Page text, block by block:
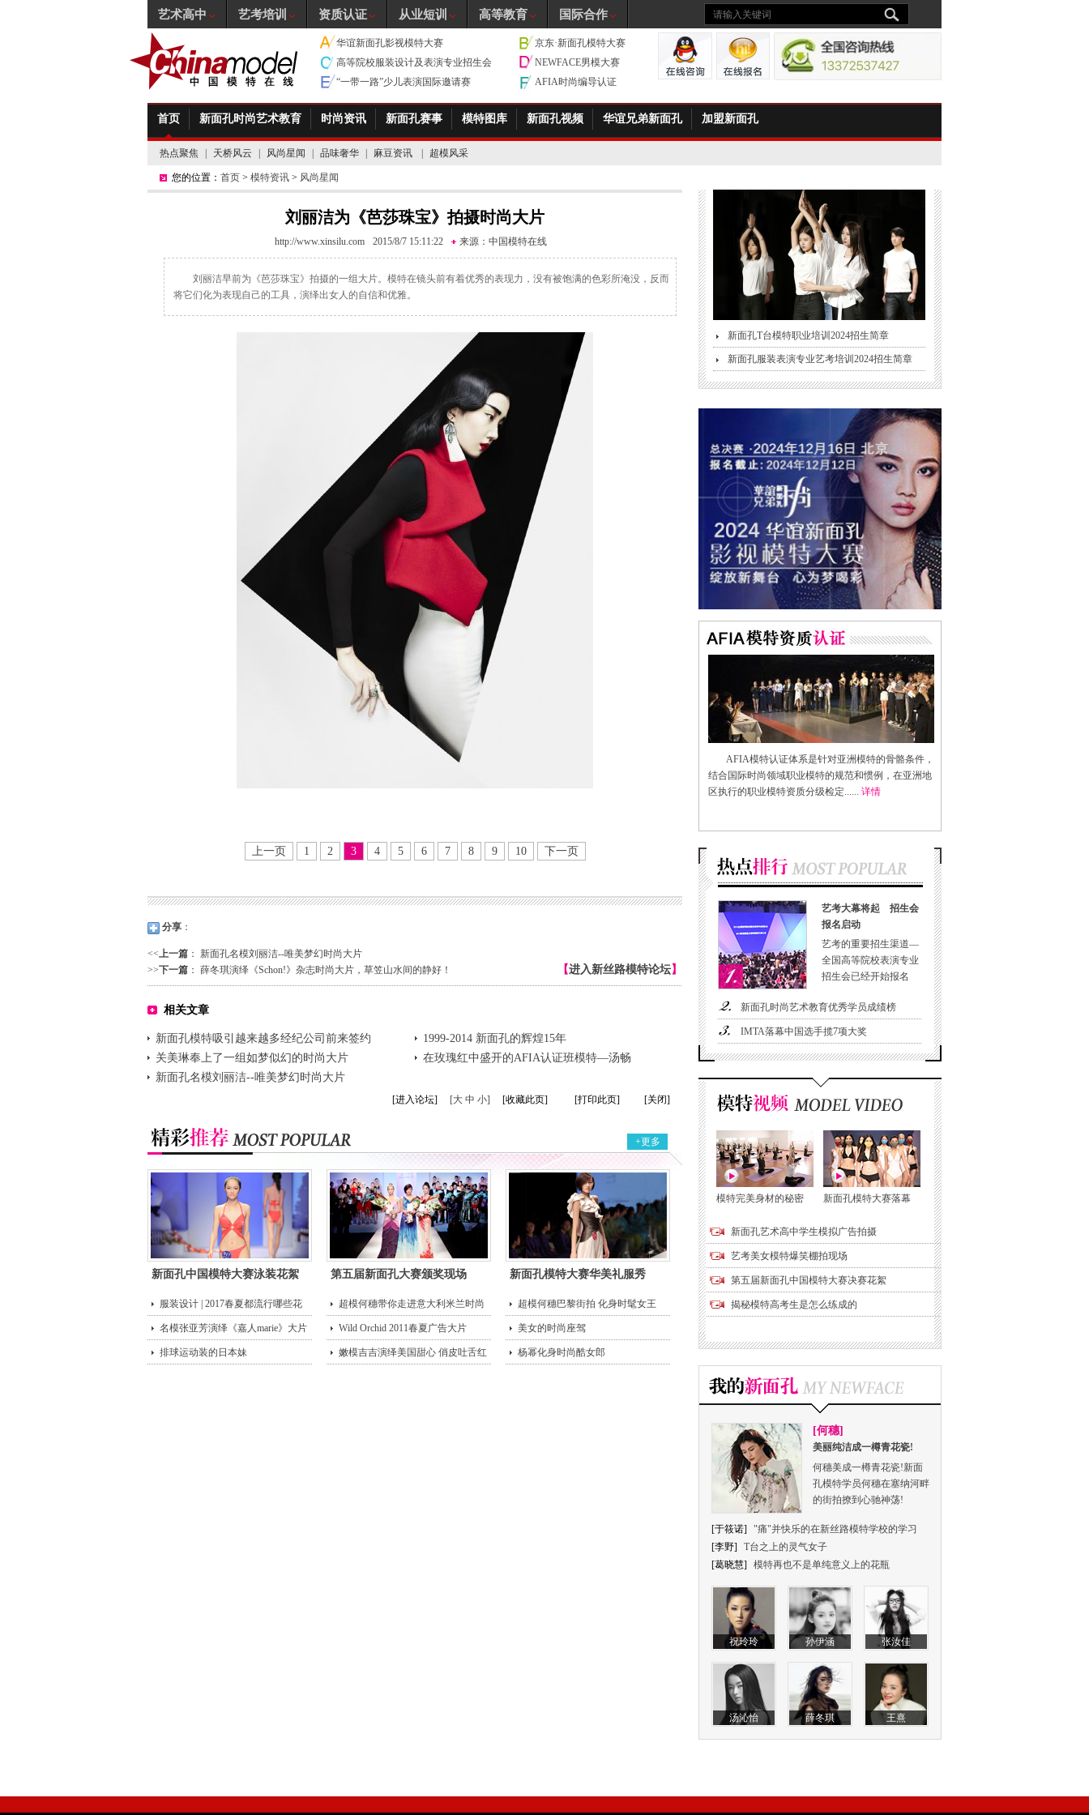
华谊新面孔影视模特大赛
京东·新面孔模特大赛
高等院校服装设计及表演专业招生会
NEWFACE男模大赛
“一带一路”少儿表演国际邀请赛
AFIA时尚编导认证
首页 新面孔时尚艺术教育 时尚资讯 新面孔赛事 模特图库 新面孔视频 华谊兄弟新面孔 加盟新面孔
热点聚焦 天桥风云 风尚星闻 品味奢华 麻豆资讯 超模风采
您的位置： 首页 > 模特资讯 > 风尚星闻
刘丽洁为《芭莎珠宝》拍摄时尚大片
http://www.xinsilu.com 2015/8/7 15:11:22 来源： 中国模特在线
刘丽洁早前为《芭莎珠宝》拍摄的一组大片。模特在镜头前有着优秀的表现力，没有被饱满的色彩所淹没，反而
将它们化为表现自己的工具，演绎出女人的自信和优雅。
上一页 1 2 3 4 5 6 7 8 9 10 下一页
分享 ：
<<上一篇 ： 新面孔名模刘丽洁--唯美梦幻时尚大片
【进入新丝路模特论坛】
>>下一篇 ： 薛冬琪演绎《Schon!》杂志时尚大片，草笠山水间的静好！
相关文章
新面孔模特吸引越来越多经纪公司前来签约
1999-2014 新面孔的辉煌15年
关美琳奉上了一组如梦似幻的时尚大片
在玫瑰红中盛开的AFIA认证班模特—汤畅
新面孔名模刘丽洁--唯美梦幻时尚大片
[进入论坛] [大 中 小] [收藏此页] [打印此页] [关闭]
+更多
新面孔中国模特大赛泳装花絮 第五届新面孔大赛颁奖现场 新面孔模特大赛华美礼服秀
服装设计 | 2017春夏都流行哪些花
型？
超模何穗带你走进意大利米兰时尚
街头
超模何穗巴黎街拍 化身时髦女王
名模张亚芳演绎《嘉人marie》大片 Wild Orchid 2011春夏广告大片 美女的时尚座驾
排球运动装的日本妹 嫩模吉吉演绎美国甜心 俏皮吐舌红 杨幂化身时尚酷女郎
新面孔T台模特职业培训2024招生简章
新面孔服装表演专业艺考培训2024招生简章
AFIA模特认证体系是针对亚洲模特的骨骼条件，
结合国际时尚领域职业模特的规范和惯例，在亚洲地
区执行的职业模特资质分级检定...... 详情
艺考大幕将起 招生会
报名启动
艺考的重要招生渠道—
全国高等院校表演专业
招生会已经开始报名
新面孔时尚艺术教育优秀学员成绩榜
IMTA落幕中国选手揽7项大奖
模特完美身材的秘密 新面孔模特大赛落幕
新面孔艺术高中学生模拟广告拍摄
艺考美女模特爆笑棚拍现场
第五届新面孔中国模特大赛决赛花絮
揭秘模特高考生是怎么练成的
[何穗]
美丽纯洁成一樽青花瓷!
何穗美成一樽青花瓷!新面
孔模特学员何穗在塞纳河畔
的街拍撩到心驰神荡!
[于筱诺]
"痛"并快乐的在新丝路模特学校的学习
[李野]
T台之上的灵气女子
[葛晓慧]
模特再也不是单纯意义上的花瓶
祝玲玲 孙伊涵 张汝佳
汤沁怡 薛冬琪 王熹
艺术高中 艺考培训 资质认证 从业短训 高等教育 国际合作